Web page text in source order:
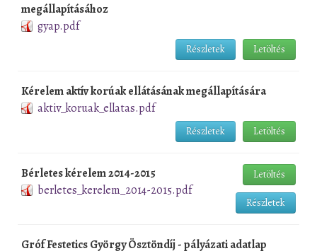
megállapításához
gyap.pdf
Letöltés
Részletek
Kérelem aktív korúak ellátásának megállapítására
aktiv_koruak_ellatas.pdf
Letöltés
Részletek
Bérletes kérelem 2014-2015
berletes_kerelem_2014-2015.pdf
Letöltés
Részletek
Gróf Festetics György Ösztöndíj - pályázati adatlap